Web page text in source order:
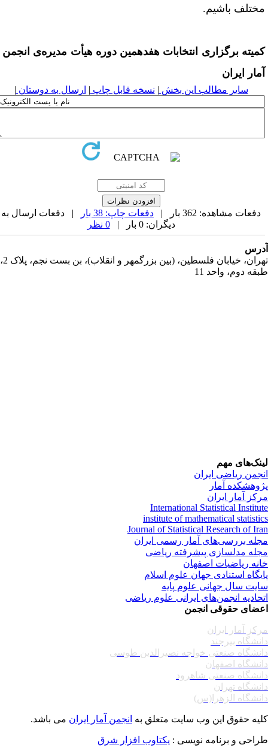
باشیم.
برگزاری انتخابات هفدهمین دورههیأتمدیره‌ی انجمن
ایران
سایر مطالب این بخش | نسخه قابل چاپ| ارسال به دوستان|
دفعات مشاهده: 362 بار | دفعات چاپ: 38 بار
| دفعات ارسال به
دیگران: 0 بار |
تهران، خیابان فلسطین، (بین بزرگمهر و انقلاب)، بن بست نجم، پلاک 2،
دوم، واحد 11
مهم
ریاضی ایران
آمار
آمار ایران
International Statistical
institute of mathematical
Journal of Statistical Research of
بررسی‌های آمار رسمی ایران
مدلسازی پیشرفته ریاضی
ریاضیات اصفهان
استنادی جهان علوم اسلام
سال جهانی علوم پایه
انجمن‌های ایرانی علوم ریاضی
حقوقی انجمن
آمار ایران
بیرجند
صنعتی خواجه نصیرالدین طوسی
اصفهان
صنعتی شاهرود
تهران
الزهرا(س)
حقوق این وب سایت متعلق بهانجمن آمار ایرانمی باشد.
و برنامه نویسی : یکتاوب افزار شرق